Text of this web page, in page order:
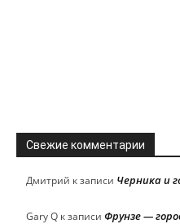
Свежие комментарии
Дмитрий к записи Черника и
Gary Q к записи Фрунзе —